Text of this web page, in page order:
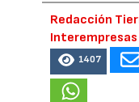
Redacción
Interempresas
1407